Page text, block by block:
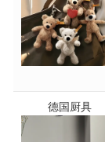
德国厨具